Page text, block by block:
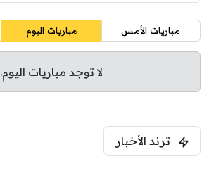
مباريات الأمس مباريات اليوم
لا توجد مباريات اليوم.
ترند الأخبار